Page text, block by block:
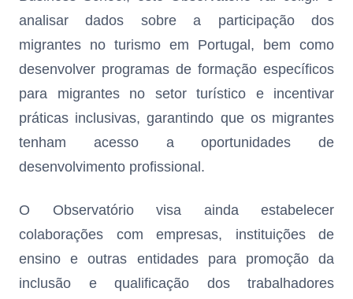
analisar dados sobre a participação dos
migrantes no turismo em Portugal, bem como
desenvolver programas de formação específicos
para migrantes no setor turístico e incentivar
práticas inclusivas, garantindo que os migrantes
tenham acesso a oportunidades de
desenvolvimento profissional.
O Observatório visa ainda estabelecer
colaborações com empresas, instituições de
ensino e outras entidades para promoção da
inclusão e qualificação dos trabalhadores